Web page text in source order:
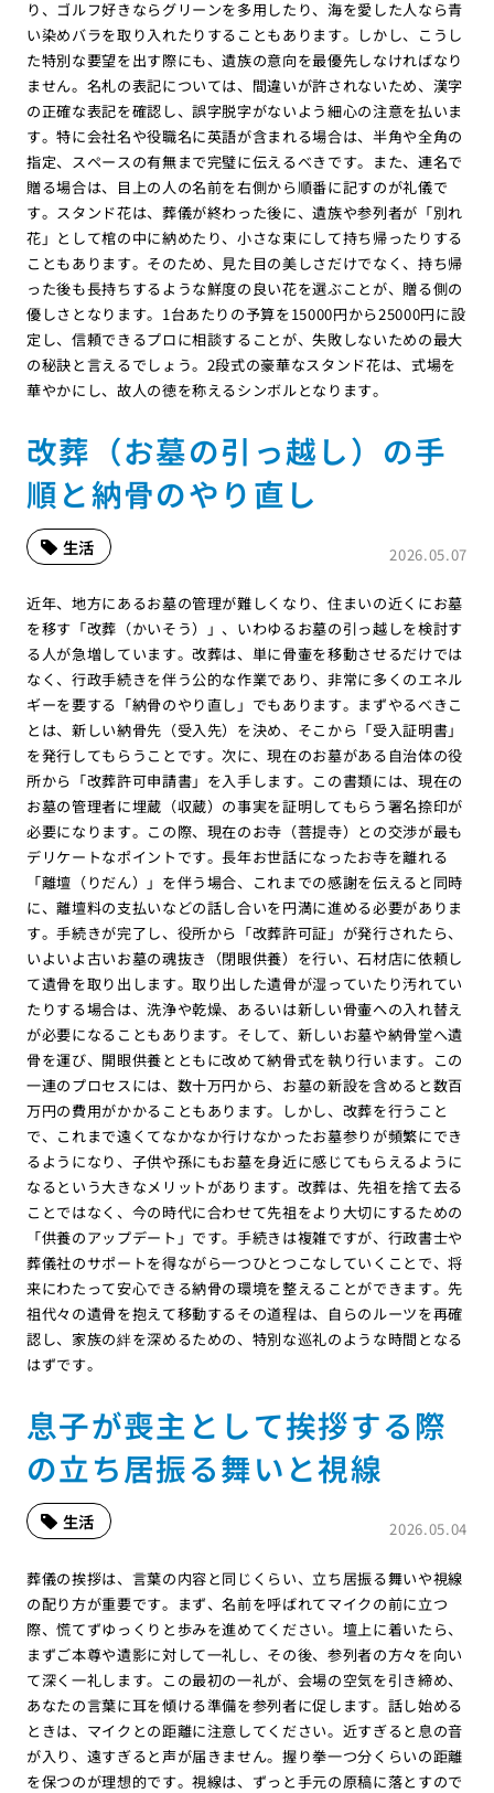
り、ゴルフ好きならグリーンを多用したり、海を愛した人なら青
い染めバラを取り入れたりすることもあります。しかし、こうし
た特別な要望を出す際にも、遺族の意向を最優先しなければなり
ません。名札の表記については、間違いが許されないため、漢字
の正確な表記を確認し、誤字脱字がないよう細心の注意を払いま
す。特に会社名や役職名に英語が含まれる場合は、半角や全角の
指定、スペースの有無まで完璧に伝えるべきです。また、連名で
贈る場合は、目上の人の名前を右側から順番に記すのが礼儀で
す。スタンド花は、葬儀が終わった後に、遺族や参列者が「別れ
花」として棺の中に納めたり、小さな束にして持ち帰ったりする
こともあります。そのため、見た目の美しさだけでなく、持ち帰
った後も長持ちするような鮮度の良い花を選ぶことが、贈る側の
優しさとなります。1台あたりの予算を15000円から25000円に設
定し、信頼できるプロに相談することが、失敗しないための最大
の秘訣と言えるでしょう。2段式の豪華なスタンド花は、式場を
華やかにし、故人の徳を称えるシンボルとなります。
改葬（お墓の引っ越し）の手
順と納骨のやり直し
2026.05.07
生活
近年、地方にあるお墓の管理が難しくなり、住まいの近くにお墓
を移す「改葬（かいそう）」、いわゆるお墓の引っ越しを検討す
る人が急増しています。改葬は、単に骨壷を移動させるだけでは
なく、行政手続きを伴う公的な作業であり、非常に多くのエネル
ギーを要する「納骨のやり直し」でもあります。まずやるべきこ
とは、新しい納骨先（受入先）を決め、そこから「受入証明書」
を発行してもらうことです。次に、現在のお墓がある自治体の役
所から「改葬許可申請書」を入手します。この書類には、現在の
お墓の管理者に埋蔵（収蔵）の事実を証明してもらう署名捺印が
必要になります。この際、現在のお寺（菩提寺）との交渉が最も
デリケートなポイントです。長年お世話になったお寺を離れる
「離壇（りだん）」を伴う場合、これまでの感謝を伝えると同時
に、離壇料の支払いなどの話し合いを円満に進める必要がありま
す。手続きが完了し、役所から「改葬許可証」が発行されたら、
いよいよ古いお墓の魂抜き（閉眼供養）を行い、石材店に依頼し
て遺骨を取り出します。取り出した遺骨が湿っていたり汚れてい
たりする場合は、洗浄や乾燥、あるいは新しい骨壷への入れ替え
が必要になることもあります。そして、新しいお墓や納骨堂へ遺
骨を運び、開眼供養とともに改めて納骨式を執り行います。この
一連のプロセスには、数十万円から、お墓の新設を含めると数百
万円の費用がかかることもあります。しかし、改葬を行うこと
で、これまで遠くてなかなか行けなかったお墓参りが頻繁にでき
るようになり、子供や孫にもお墓を身近に感じてもらえるように
なるという大きなメリットがあります。改葬は、先祖を捨て去る
ことではなく、今の時代に合わせて先祖をより大切にするための
「供養のアップデート」です。手続きは複雑ですが、行政書士や
葬儀社のサポートを得ながら一つひとつこなしていくことで、将
来にわたって安心できる納骨の環境を整えることができます。先
祖代々の遺骨を抱えて移動するその道程は、自らのルーツを再確
認し、家族の絆を深めるための、特別な巡礼のような時間となる
はずです。
息子が喪主として挨拶する際
の立ち居振る舞いと視線
2026.05.04
生活
葬儀の挨拶は、言葉の内容と同じくらい、立ち居振る舞いや視線
の配り方が重要です。まず、名前を呼ばれてマイクの前に立つ
際、慌てずゆっくりと歩みを進めてください。壇上に着いたら、
まずご本尊や遺影に対して一礼し、その後、参列者の方々を向い
て深く一礼します。この最初の一礼が、会場の空気を引き締め、
あなたの言葉に耳を傾ける準備を参列者に促します。話し始める
ときは、マイクとの距離に注意してください。近すぎると息の音
が入り、遠すぎると声が届きません。握り拳一つ分くらいの距離
を保つのが理想的です。視線は、ずっと手元の原稿に落とすので